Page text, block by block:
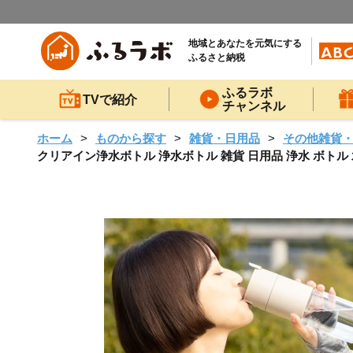
地域とあなたを元気にする
ふるさと納税
TVで紹介
ふるラボ
チャンネル
ホーム ものから探す 雑貨・日用品
その他雑貨
クリアイン浄水ボトル 浄水ボトル 雑貨 日用品 浄水 ボト